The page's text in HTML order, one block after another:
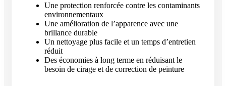
Une protection renforcée contre les contaminants
environnementaux
Une amélioration de l’apparence avec une
brillance durable
Un nettoyage plus facile et un temps d’entretien
réduit
Des économies à long terme en réduisant le
besoin de cirage et de correction de peinture